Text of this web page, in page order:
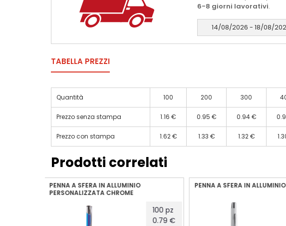
6-8 giorni lavorativi.
14/08/2026 - 18/08/
TABELLA PREZZI
Quantità 100 200 300
Prezzo senza stampa 1.16 € 0.95 € 0.94 €
Prezzo con stampa 1.62 € 1.33 € 1.32 €
Prodotti correlati
PENNA A SFERA IN ALLUMINIO DIRECT
100 pz
1.06 €
PENNA A SFERA IN